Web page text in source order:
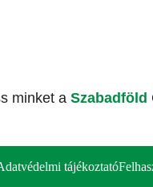
minket a Szabadföld
tájékoztató